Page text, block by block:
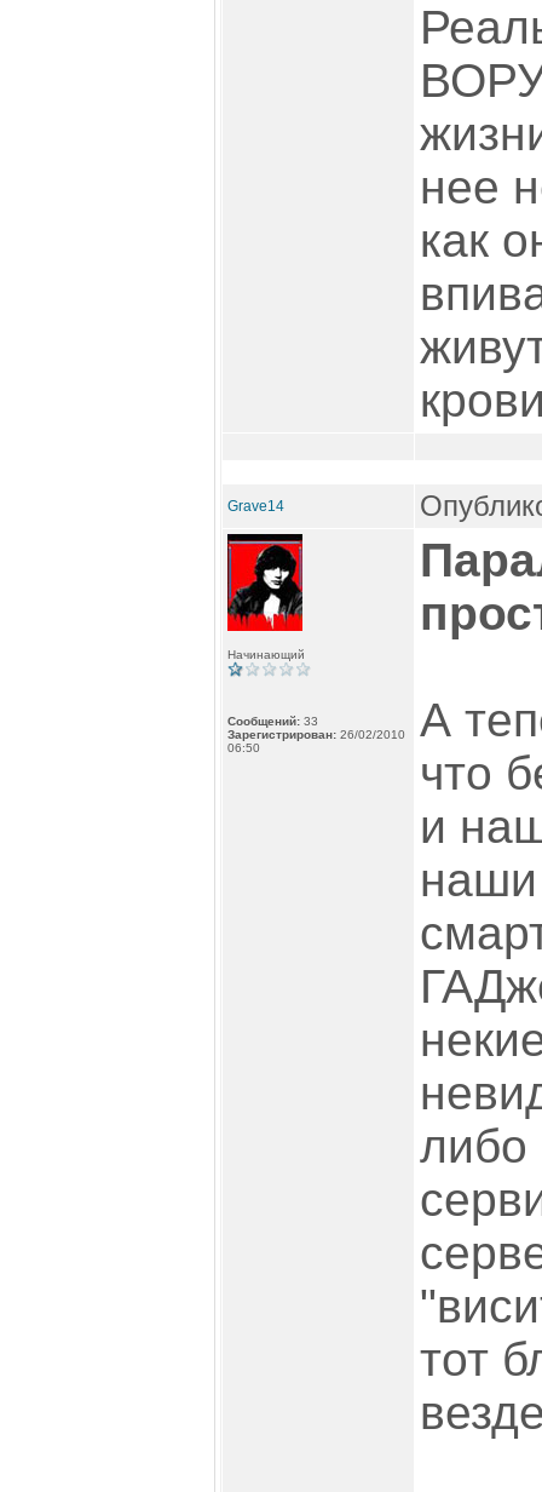
нее
как
Grave14
Начинающий
Сообщений: 33
Зарегистрирован: 26/02/2010
06:50
А
что
и
либо
тот